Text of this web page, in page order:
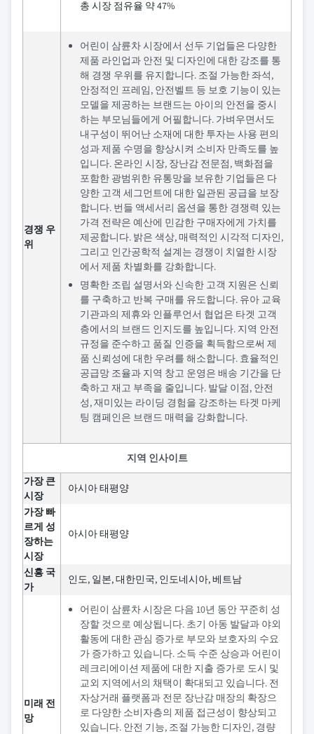
총 시장 점유율 약 47%
경쟁 우
위
어린이 삼륜차 시장에서 선두 기업들은 다양한
제품 라인업과 안전 및 디자인에 대한 강조를 통
해 경쟁 우위를 유지합니다. 조절 가능한 좌석,
안정적인 프레임, 안전벨트 등 보호 기능이 있는
모델을 제공하는 브랜드는 아이의 안전을 중시
하는 부모님들에게 어필합니다. 가벼우면서도
내구성이 뛰어난 소재에 대한 투자는 사용 편의
성과 제품 수명을 향상시켜 소비자 만족도를 높
입니다. 온라인 시장, 장난감 전문점, 백화점을
포함한 광범위한 유통망을 보유한 기업들은 다
양한 고객 세그먼트에 대한 일관된 공급을 보장
합니다. 번들 액세서리 옵션을 통한 경쟁력 있는
가격 전략은 예산에 민감한 구매자에게 가치를
제공합니다. 밝은 색상, 매력적인 시각적 디자인,
그리고 인간공학적 설계는 경쟁이 치열한 시장
에서 제품 차별화를 강화합니다.
명확한 조립 설명서와 신속한 고객 지원은 신뢰
를 구축하고 반복 구매를 유도합니다. 유아 교육
기관과의 제휴와 인플루언서 협업은 타겟 고객
층에서의 브랜드 인지도를 높입니다. 지역 안전
규정을 준수하고 품질 인증을 획득함으로써 제
품 신뢰성에 대한 우려를 해소합니다. 효율적인
공급망 조율과 지역 창고 운영은 배송 기간을 단
축하고 재고 부족을 줄입니다. 발달 이점, 안전
성, 재미있는 라이딩 경험을 강조하는 타겟 마케
팅 캠페인은 브랜드 매력을 강화합니다.
지역 인사이트
가장 큰
시장
아시아 태평양
가장 빠
르게 성
장하는
시장
아시아 태평양
신흥 국
가
인도, 일본, 대한민국, 인도네시아, 베트남
미래 전
망
어린이 삼륜차 시장은 다음 10년 동안 꾸준히 성
장할 것으로 예상됩니다. 초기 아동 발달과 야외
활동에 대한 관심 증가로 부모와 보호자의 수요
가 증가하고 있습니다. 소득 수준 상승과 어린이
레크리에이션 제품에 대한 지출 증가로 도시 및
교외 지역에서의 채택이 확대되고 있습니다. 전
자상거래 플랫폼과 전문 장난감 매장의 확장으
로 다양한 소비자층의 제품 접근성이 향상되고
있습니다. 안전 기능, 조절 가능한 디자인, 경량